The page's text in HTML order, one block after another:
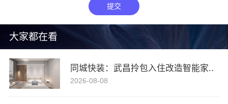
大家都在看
同城快装：武昌拎包入住改造智能家..
2026-08-08
提交